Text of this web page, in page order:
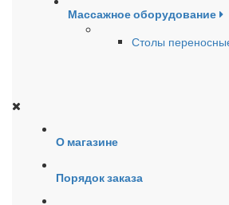
Массажное оборудование
Столы
О магазине
Порядок заказа